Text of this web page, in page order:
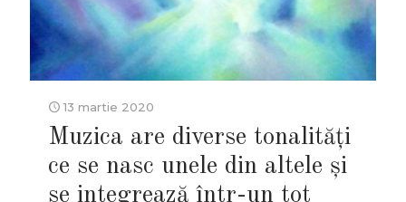
13 martie 2020
Muzica are diverse tonalități
ce se nasc unele din altele și
se integrează într-un tot